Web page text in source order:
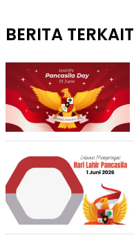
BERITA TERKAIT